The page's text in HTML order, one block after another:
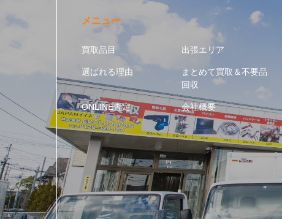
メニュー
買取品目 出張エリア
選ばれる理由
まとめて買取＆不要品
回収
ONLINE査定 会社概要